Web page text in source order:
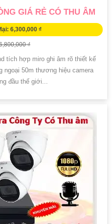
GIÁ RẺ CÓ THU ÂM
6,300,000 ₫
₫
tích hợp miro ghi âm rõ thiết kế
ngoại 50m thương hiệu camera
đầu thế giới...